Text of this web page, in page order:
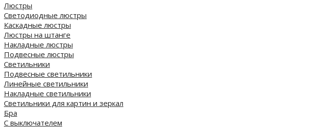
Люстры
Светодиодные люстры
Каскадные люстры
Люстры на штанге
Накладные люстры
Подвесные люстры
Светильники
Подвесные светильники
Линейные светильники
Накладные светильники
Светильники для картин и зеркал
Бра
С выключателем